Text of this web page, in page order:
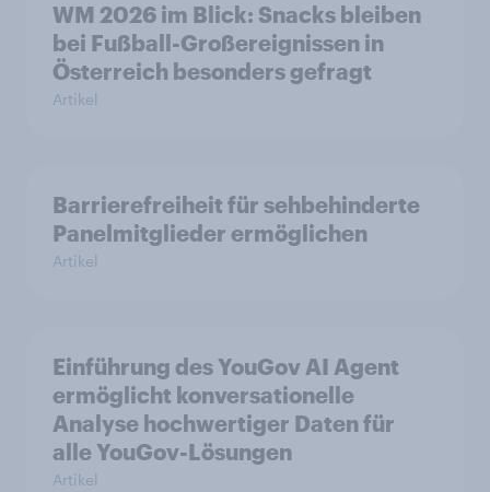
WM 2026 im Blick: Snacks bleiben
bei Fußball-Großereignissen in
Österreich besonders gefragt
Artikel
Barrierefreiheit für sehbehinderte
Panelmitglieder ermöglichen
Artikel
Einführung des YouGov AI Agent
ermöglicht konversationelle
Analyse hochwertiger Daten für
alle YouGov-Lösungen
Artikel